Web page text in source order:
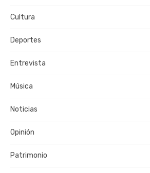
Cultura
Deportes
Entrevista
Música
Noticias
Opinión
Patrimonio